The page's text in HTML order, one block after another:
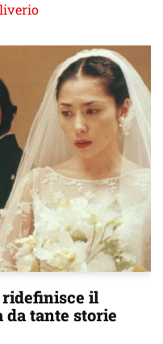
ridefinisce il
tante storie